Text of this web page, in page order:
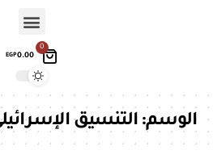
0
EGP0.00
الوسم:التنسيق